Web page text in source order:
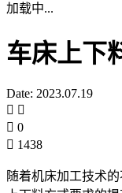
加载中...
车床上下
Date: 2023.07.19
0
1438
随着机床加工技术